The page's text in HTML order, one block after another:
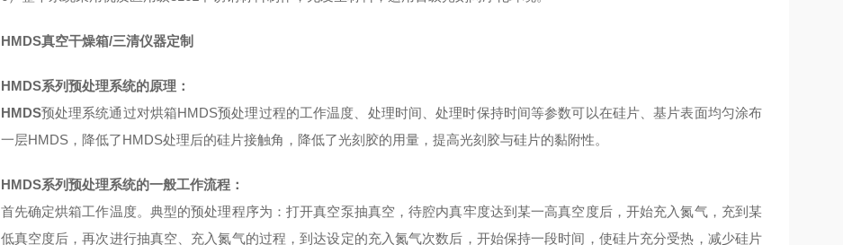
HMDS真空干燥箱/三清仪器定制
HMDS系列预处理系统的原理：
HMDS预处理系统通过对烘箱HMDS预处理过程的工作温度、处理时间、处理时保持时间等参数可以在硅片、基片表面均匀涂布
一层HMDS，降低了HMDS处理后的硅片接触角，降低了光刻胶的用量，提高光刻胶与硅片的黏附性。
HMDS系列预处理系统的一般工作流程：
首先确定烘箱工作温度。典型的预处理程序为：打开真空泵抽真空，待腔内真牢度达到某一高真空度后，开始充入氮气，充到某
低真空度后，再次进行抽真空、充入氮气的过程，到达设定的充入氮气次数后，开始保持一段时间，使硅片充分受热，减少硅片